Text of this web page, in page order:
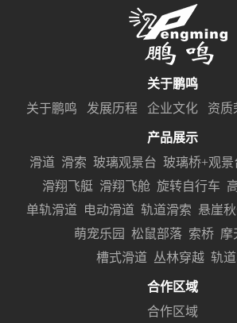
关于鹏鸣
关于鹏鸣
发展历程 企业文化 资质
产品展示
滑道 滑索 玻璃观景台 玻璃桥+观景
滑翔飞艇 滑翔飞舱 旋转自行车
单轨滑道
电动滑道 轨道滑索 悬崖
萌宠乐园
松鼠部落 索桥 摩
槽式滑道 丛林穿越 轨
合作区域
合作区域